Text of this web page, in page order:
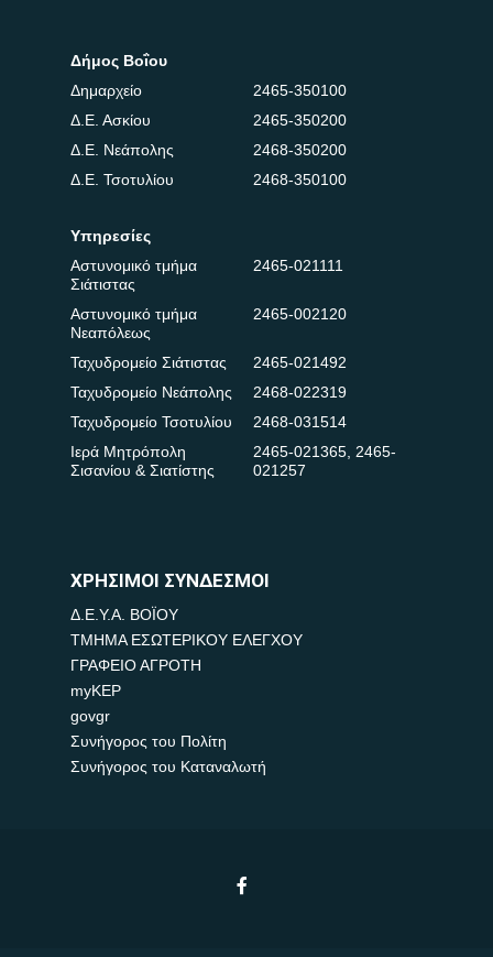
Δήμος Βοΐου
Δημαρχείο
2465-350100
Δ.Ε. Ασκίου
2465-350200
Δ.Ε. Νεάπολης
2468-350200
Δ.Ε. Τσοτυλίου
2468-350100
Υπηρεσίες
Αστυνομικό τμήμα
Σιάτιστας
2465-021111
Αστυνομικό τμήμα
Νεαπόλεως
2465-002120
Ταχυδρομείο Σιάτιστας
2465-021492
Ταχυδρομείο Νεάπολης
2468-022319
Ταχυδρομείο Τσοτυλίου
2468-031514
Ιερά Μητρόπολη
Σισανίου & Σιατίστης
2465-021365, 2465-
021257
ΧΡΗΣΙΜΟΙ ΣΥΝΔΕΣΜΟΙ
Δ.Ε.Υ.Α. ΒΟΪΟΥ
ΤΜΗΜΑ ΕΣΩΤΕΡΙΚΟΥ ΕΛΕΓΧΟΥ
ΓΡΑΦΕΙΟ ΑΓΡΟΤΗ
myKEP
govgr
Συνήγορος του Πολίτη
Συνήγορος του Καταναλωτή